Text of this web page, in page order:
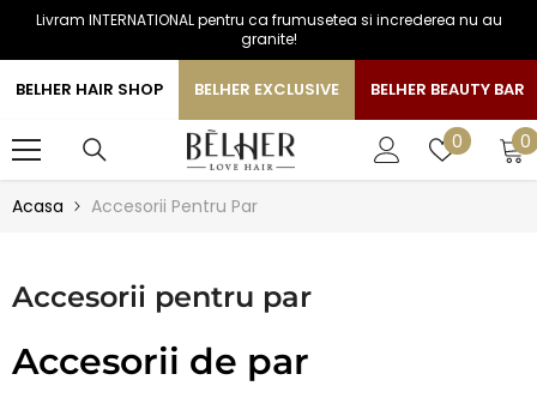
SARI LA CONTINUT
Livram INTERNATIONAL pentru ca frumusetea si increderea nu au
granite!
BELHER HAIR SHOP BELHER EXCLUSIVE BELHER BEAUTY BAR
0 Liste
00
Acasa Accesorii Pentru Par
Accesorii pentru par
Accesorii de par